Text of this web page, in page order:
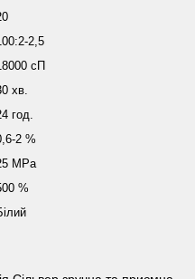
2,5
сП
хв.
год.
2 %
MPa
%